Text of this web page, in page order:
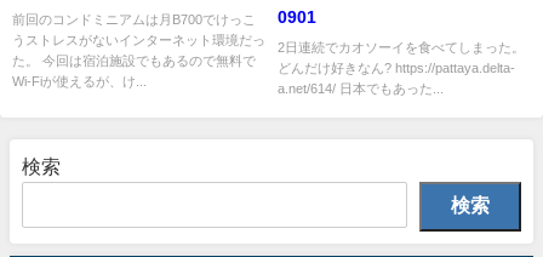
前回のコンドミニアムは月B700でけっこ
うストレスがないインターネット環境だっ
た。 今回は宿泊施設でもあるので無料で
Wi-Fiが使えるが、け...
0901
2日連続でカオソーイを食べてしまった。
どんだけ好きなん? https://pattaya.delta-
a.net/614/ 日本でもあった...
検索
検索